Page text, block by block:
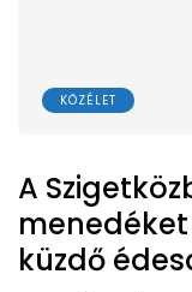
KÖZÉLET
A
küzdő